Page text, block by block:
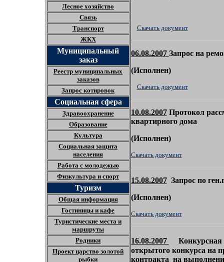
Лесное хозяйство
Связь
Транспорт
ЖКХ
Муниципальный
заказ
Реестр муниципальных
заказов
Запрос котировок
Социальная сфера
Здравоохранение
Образование
Культура
Социальная защита
населения
Работа с молодежью
Физкультура и спорт
Туризм
Общая информация
Гостиницы и кафе
Туристические места и
маршруты
Родники
Проект царство золотой
рыбки
Скачать документ
06.08.2007 Запрос на
(Исполнен)
Скачать документ
10.08.2007 Протокол
квартирного дома
(Исполнен)
Скачать документ
15.08.2007Запрос по
(Исполнен)
Скачать документ
16.08.2007
Конкурсная
открытого конкурса на
контракта на